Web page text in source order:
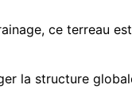
ce terreau
la structure